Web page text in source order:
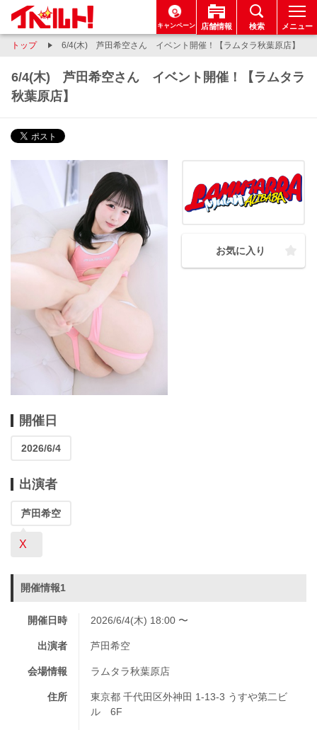
キャンペーン 店舗情報 検索 メニュー
トップ 6/4(木) 芦田希空さん イベント開催！【ラムタラ秋葉原店】
6/4(木) 芦田希空さん イベント開催！【ラムタラ
秋葉原店】
お気に入り
開催日
2026/6/4
出演者
芦田希空
X
開催情報1
開催日時 2026/6/4(木) 18:00 〜
出演者 芦田希空
会場情報 ラムタラ秋葉原店
住所
東京都 千代田区外神田 1-13-3 うすや第二ビ
ル 6F